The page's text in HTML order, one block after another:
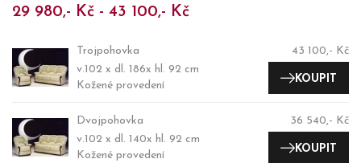
29 980,- Kč - 43 100,- Kč
Trojpohovka
v.102 x dl. 186x hl. 92 cm
Kožené provedení
43 100,- Kč
KOUPIT
Dvojpohovka
v.102 x dl. 140x hl. 92 cm
Kožené provedení
36 540,- Kč
KOUPIT